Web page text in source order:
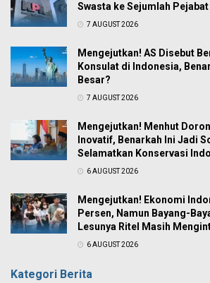
Swasta ke Sejumlah
7 AUGUST 2026
Mengejutkan! AS Disebut
Konsulat di Indonesia,
Besar?
7 AUGUST 2026
Mengejutkan! Menhut
Inovatif, Benarkah Ini Jadi
Selamatkan Konservasi
6 AUGUST 2026
Mengejutkan! Ekonomi
Persen, Namun Bayang-
Lesunya Ritel Masih
6 AUGUST 2026
Kategori Berita